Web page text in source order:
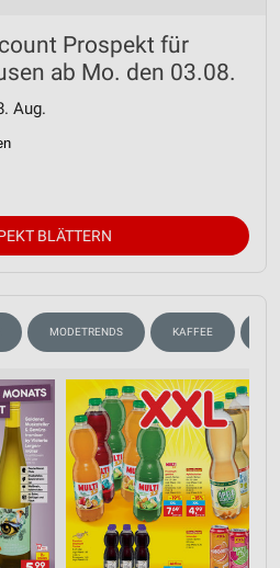
Prospekt für
ab Mo. den 03.08.
Aug.
BLÄTTERN
MODETRENDS KAFFEE